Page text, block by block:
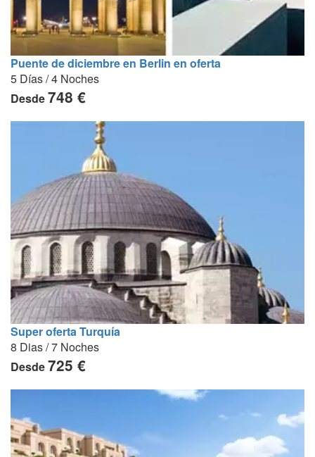
Puente de diciembre en Berlin en oferta
5 Días / 4 Noches
Desde748 €
Super oferta Turquía
8 Dias / 7 Noches
Desde725 €